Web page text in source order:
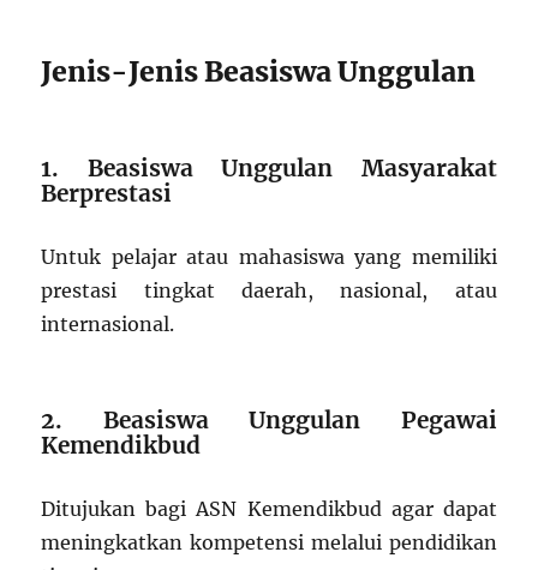
Jenis-Jenis Beasiswa Unggulan
1. Beasiswa Unggulan Masyarakat
Berprestasi
Untuk pelajar atau mahasiswa yang memiliki
prestasi tingkat daerah, nasional, atau
internasional.
2. Beasiswa Unggulan Pegawai
Kemendikbud
Ditujukan bagi ASN Kemendikbud agar dapat
meningkatkan kompetensi melalui pendidikan